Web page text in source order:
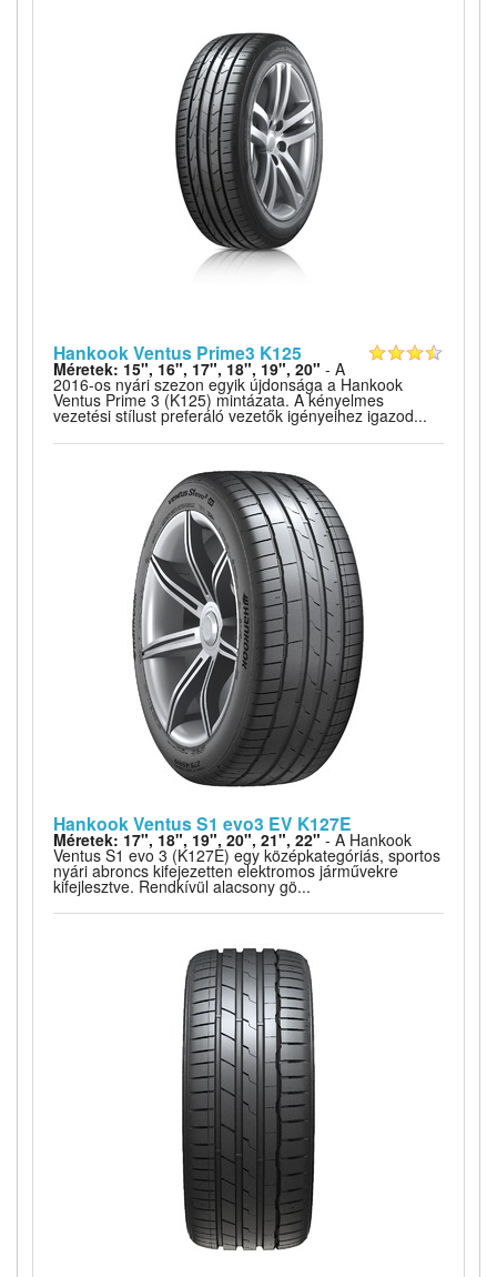
Hankook Ventus Prime3 K125
Méretek: 15", 16", 17", 18", 19", 20" - A
2016-os nyári szezon egyik újdonsága a Hankook
Ventus Prime 3 (K125) mintázata. A kényelmes
vezetési stílust preferáló vezetők igényeihez igazod...
Hankook Ventus S1 evo3 EV K127E
Méretek: 17", 18", 19", 20", 21", 22" - A Hankook
Ventus S1 evo 3 (K127E) egy középkategóriás, sportos
nyári abroncs kifejezetten elektromos járművekre
kifejlesztve. Rendkívül alacsony gö...